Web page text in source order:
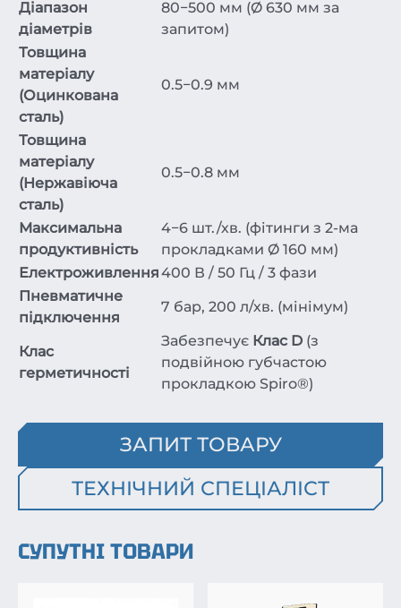
Діапазон
діаметрів
80−500 мм (Ø 630 мм за
запитом)
Товщина
матеріалу
(Оцинкована
сталь)
0.5−0.9 мм
Товщина
матеріалу
(Нержавіюча
сталь)
0.5−0.8 мм
Максимальна
продуктивність
4−6 шт./хв. (фітинги з 2-ма
прокладками Ø 160 мм)
Електроживлення400 В / 50 Гц / 3 фази
Пневматичне
підключення
7 бар, 200 л/хв. (мінімум)
Клас
герметичності
Забезпечує Клас D (з
подвійною губчастою
прокладкою Spiro®)
ЗАПИТ ТОВАРУ
ТЕХНІЧНИЙ СПЕЦІАЛІСТ
СУПУТНІ ТОВАРИ